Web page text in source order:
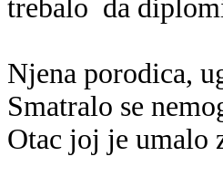
trebalo da
Njena porodica,
Smatralo se
Otac joj je umalo